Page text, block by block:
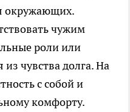
окружающих.
чужим
роли или
чувства долга. На
с собой и
комфорту.